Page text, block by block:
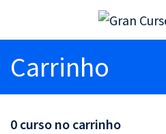
Carrinho
0 curso no carrinho